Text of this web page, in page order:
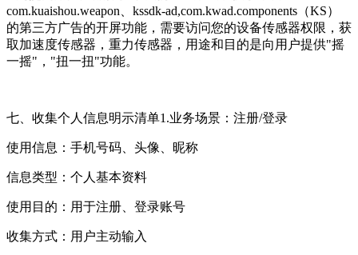
com.kuaishou.weapon、kssdk-ad,com.kwad.components（KS）
的第三方广告的开屏功能，需要访问您的设备传感器权限，获
取加速度传感器，重力传感器，用途和目的是向用户提供"摇
一摇"，"扭一扭"功能。
七、收集个人信息明示清单1.业务场景：注册/登录
使用信息：手机号码、头像、昵称
信息类型：个人基本资料
使用目的：用于注册、登录账号
收集方式：用户主动输入